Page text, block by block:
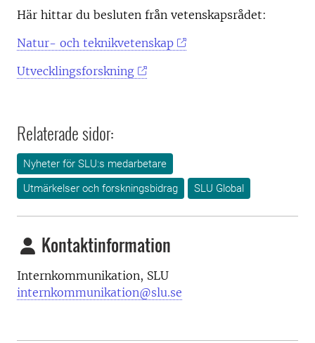
Här hittar du besluten från vetenskapsrådet:
Natur- och teknikvetenskap
Utvecklingsforskning
Relaterade sidor:
Nyheter för SLU:s medarbetare
Utmärkelser och forskningsbidrag
SLU Global
Kontaktinformation
Internkommunikation, SLU
internkommunikation@slu.se